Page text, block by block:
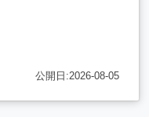
公開日:2026-08-05